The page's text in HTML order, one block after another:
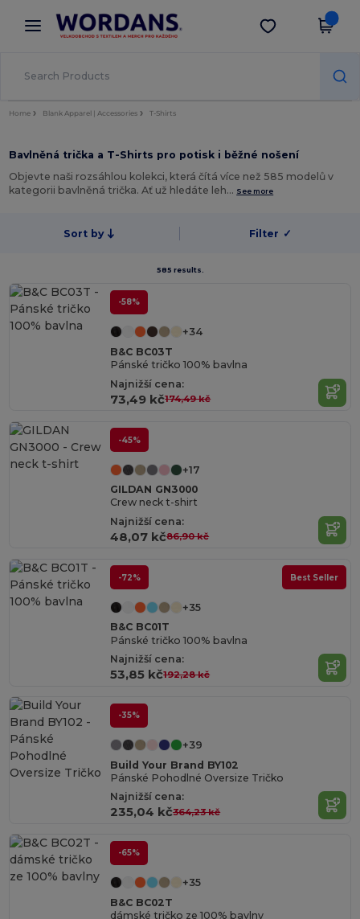
× Aplikace Wordans
Lepší ceny v aplikaci!
Stáhnout app
Home Blank Apparel | Accessories T-Shirts
Bavlněná trička a T-Shirts pro potisk i běžné nošení
Objevte naši rozsáhlou kolekci, která čítá více než 585 modelů v
kategorii bavlněná trička. Ať už hledáte leh… See more
Sort by Filter ✓
585 results.
-58%
+34
B&C BC03T
Pánské tričko 100% bavlna
Najnižší cena:
73,49 kč174,49 kč
-45%
+17
GILDAN GN3000
Crew neck t-shirt
Najnižší cena:
48,07 kč86,90 kč
-72% Best Seller
+35
B&C BC01T
Pánské tričko 100% bavlna
Najnižší cena:
53,85 kč192,28 kč
-35%
+39
Build Your Brand BY102
Pánské Pohodlné Oversize Tričko
Najnižší cena:
235,04 kč364,23 kč
-65%
+35
B&C BC02T
dámské tričko ze 100% bavlny